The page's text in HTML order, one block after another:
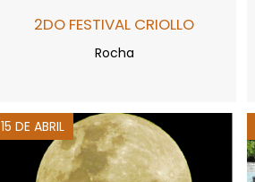
2DO FESTIVAL CRIOLLO
Rocha
15 DE ABRIL